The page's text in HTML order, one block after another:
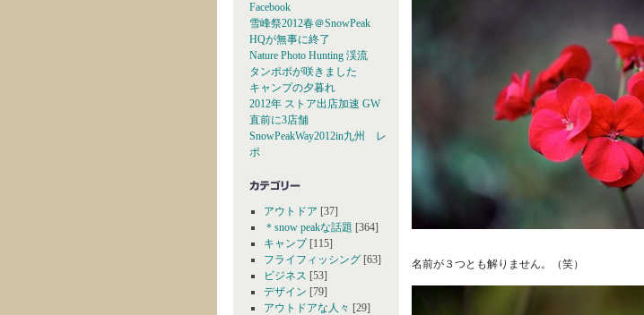
Facebook
雪峰祭2012春＠SnowPeak
HQが無事に終了
Nature Photo Hunting 渓流
タンポポが咲きました
キャンプの夕暮れ
2012年 ストア出店加速 GW
直前に3店舗
SnowPeakWay2012in九州 レ
ポ
アウトドア [37]
＊snow peakな話題 [364]
キャンプ[115]
フライフィッシング [63]
ビジネス [53]
デザイン [79]
アウトドアな人々 [29]
名前が３つとも解りません。（笑）